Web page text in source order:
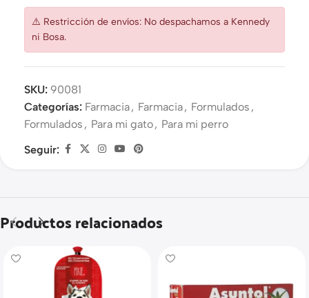
⚠️ Restricción de envíos: No despachamos a Kennedy
ni Bosa.
SKU: 90081
Categorías: Farmacia, Farmacia, Formulados ,
Formulados , Para mi gato, Para mi perro
Seguir:
Productos relacionados